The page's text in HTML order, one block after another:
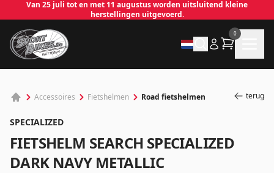
Van 25 juli tot en met 11 augustus worden uitsluitend kleine
herstellingen uitgevoerd.
0
Accessoires Fietshelmen Road fietshelmen terug
SPECIALIZED
FIETSHELM SEARCH SPECIALIZED
DARK NAVY METALLIC